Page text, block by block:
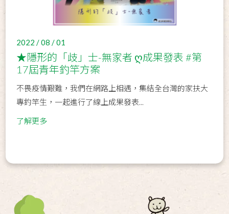
2022 / 08 / 01
★隱形的「歧」士-無家者 ღ成果發表 #第
17屆青年釣竿方案
不畏疫情艱難，我們在網路上相遇，集結全台灣的家扶大
專釣竿生，一起進行了線上成果發表...
了解更多